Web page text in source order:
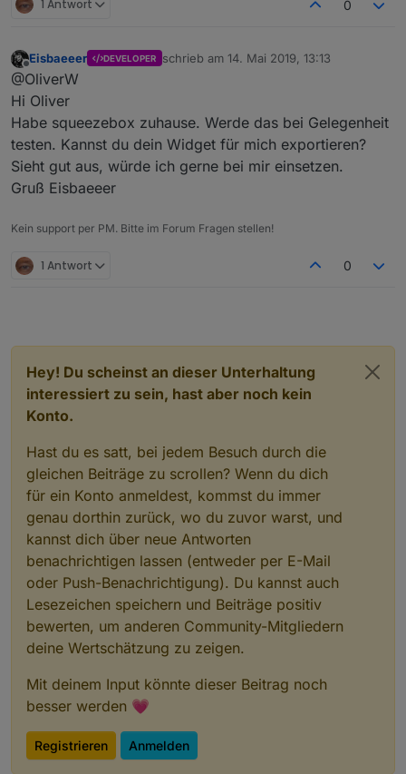
1 Antwort 0
Offline
Eisbaeeer DEVELOPER schrieb am 14. Mai 2019, 13:13
zuletzt editiert von
@OliverW
Hi Oliver
Habe squeezebox zuhause. Werde das bei Gelegenheit
testen. Kannst du dein Widget für mich exportieren?
Sieht gut aus, würde ich gerne bei mir einsetzen.
Gruß Eisbaeeer
Kein support per PM. Bitte im Forum Fragen stellen!
1 Antwort 0
Hey! Du scheinst an dieser Unterhaltung
interessiert zu sein, hast aber noch kein
Konto.
Hast du es satt, bei jedem Besuch durch die
gleichen Beiträge zu scrollen? Wenn du dich
für ein Konto anmeldest, kommst du immer
genau dorthin zurück, wo du zuvor warst, und
kannst dich über neue Antworten
benachrichtigen lassen (entweder per E-Mail
oder Push-Benachrichtigung). Du kannst auch
Lesezeichen speichern und Beiträge positiv
bewerten, um anderen Community-Mitgliedern
deine Wertschätzung zu zeigen.
Mit deinem Input könnte dieser Beitrag noch
besser werden 💗
Registrieren Anmelden